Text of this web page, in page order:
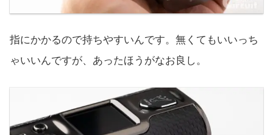
指にかかるので持ちやすいんです。無くてもいいっち
ゃいいんですが、あったほうがなお良し。